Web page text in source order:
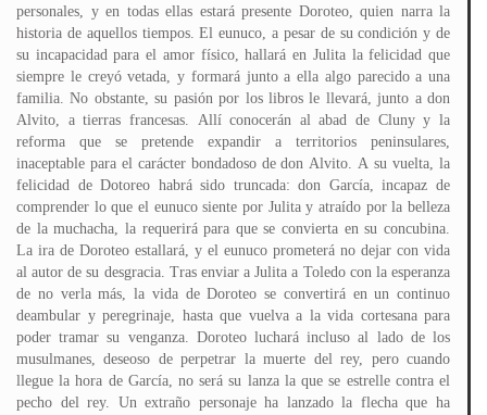
personales, y en todas ellas estará presente Doroteo, quien narra la
historia de aquellos tiempos. El eunuco, a pesar de su condición y de
su incapacidad para el amor físico, hallará en Julita la felicidad que
siempre le creyó vetada, y formará junto a ella algo parecido a una
familia. No obstante, su pasión por los libros le llevará, junto a don
Alvito, a tierras francesas. Allí conocerán al abad de Cluny y la
reforma que se pretende expandir a territorios peninsulares,
inaceptable para el carácter bondadoso de don Alvito. A su vuelta, la
felicidad de Dotoreo habrá sido truncada: don García, incapaz de
comprender lo que el eunuco siente por Julita y atraído por la belleza
de la muchacha, la requerirá para que se convierta en su concubina.
La ira de Doroteo estallará, y el eunuco prometerá no dejar con vida
al autor de su desgracia. Tras enviar a Julita a Toledo con la esperanza
de no verla más, la vida de Doroteo se convertirá en un continuo
deambular y peregrinaje, hasta que vuelva a la vida cortesana para
poder tramar su venganza. Doroteo luchará incluso al lado de los
musulmanes, deseoso de perpetrar la muerte del rey, pero cuando
llegue la hora de García, no será su lanza la que se estrelle contra el
pecho del rey. Un extraño personaje ha lanzado la flecha que ha